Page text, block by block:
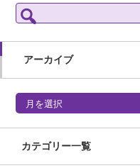
検
索:
アーカイブ
アーカイブ
カテゴリー一覧